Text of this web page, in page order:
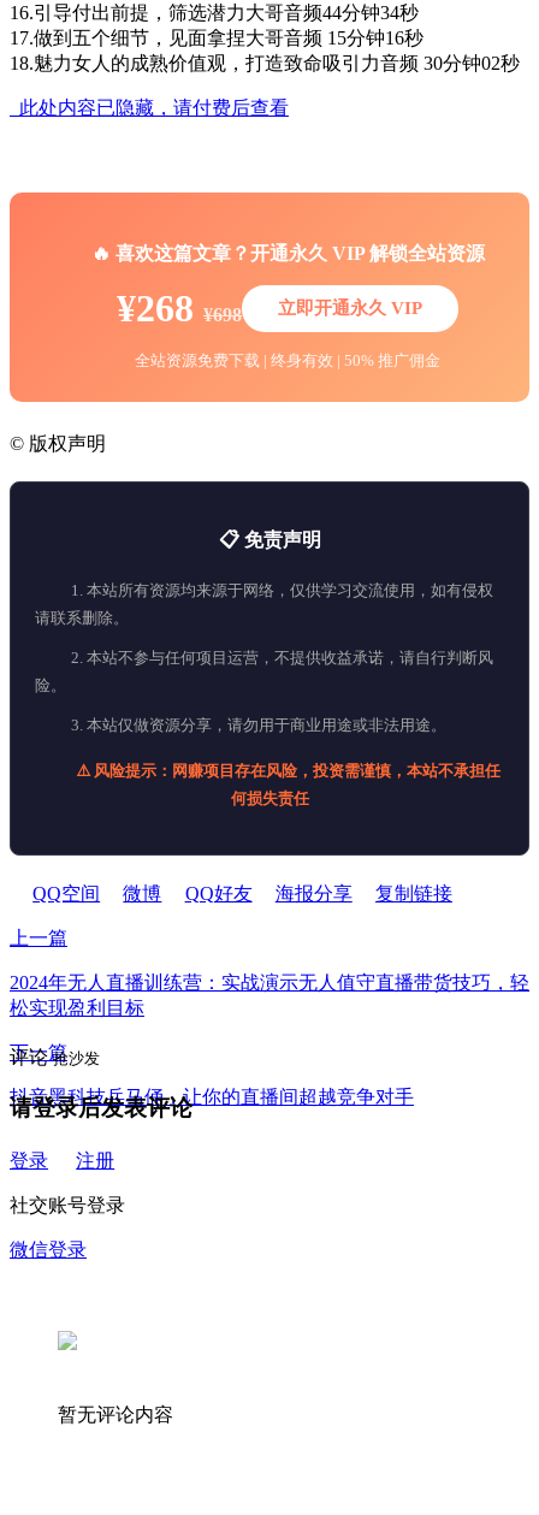
16.引导付出前提，筛选潜力大哥音频44分钟34秒
17.做到五个细节，见面拿捏大哥音频 15分钟16秒
18.魅力女人的成熟价值观，打造致命吸引力音频 30分钟02秒
此处内容已隐藏，请付费后查看
🔥 喜欢这篇文章？开通永久 VIP 解锁全站资源
¥268 ¥698 立即开通永久 VIP
全站资源免费下载 | 终身有效 | 50% 推广佣金
© 版权声明
📋 免责声明
1. 本站所有资源均来源于网络，仅供学习交流使用，如有侵权
请联系删除。
2. 本站不参与任何项目运营，不提供收益承诺，请自行判断风
险。
3. 本站仅做资源分享，请勿用于商业用途或非法用途。
⚠️ 风险提示：网赚项目存在风险，投资需谨慎，本站不承担任
何损失责任
QQ空间 微博 QQ好友 海报分享 复制链接
上一篇
2024年无人直播训练营：实战演示无人值守直播带货技巧，轻
松实现盈利目标
下一篇
抖音黑科技兵马俑，让你的直播间超越竞争对手
评论抢沙发
请登录后发表评论
登录 注册
社交账号登录
微信登录
暂无评论内容